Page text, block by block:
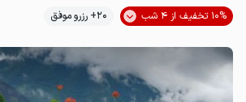
10% تخفیف از 4 شب
20+ رزرو موفق